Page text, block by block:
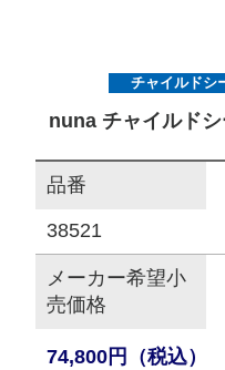
チャイルドシ
nuna チャイルドシ
品番
38521
メーカー希望小
売価格
74,800円（税込）